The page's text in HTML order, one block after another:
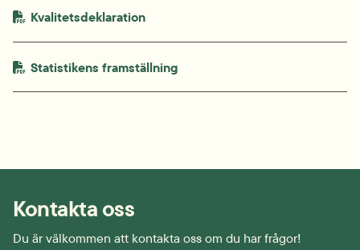
PDF-fil.
Kvalitetsdeklarationpdf, 925.4 kB.
PDF-fil.
Statistikens framställningpdf, 401.7 kB.
Kontakta oss
Du är välkommen att kontakta oss om du har frågor!